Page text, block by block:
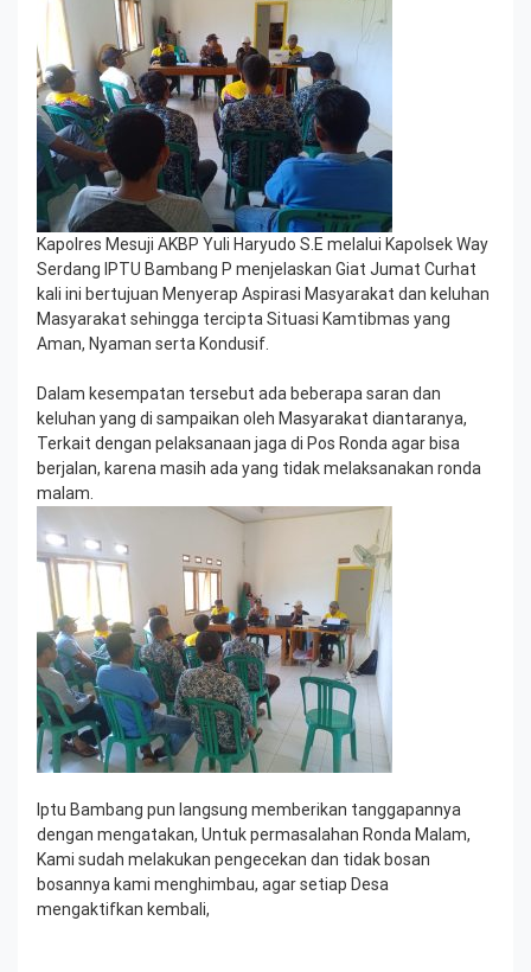
Kapolres Mesuji AKBP Yuli Haryudo S.E melalui Kapolsek Way
Serdang IPTU Bambang P menjelaskan Giat Jumat Curhat
kali ini bertujuan Menyerap Aspirasi Masyarakat dan keluhan
Masyarakat sehingga tercipta Situasi Kamtibmas yang
Aman, Nyaman serta Kondusif.
Dalam kesempatan tersebut ada beberapa saran dan
keluhan yang di sampaikan oleh Masyarakat diantaranya,
Terkait dengan pelaksanaan jaga di Pos Ronda agar bisa
berjalan, karena masih ada yang tidak melaksanakan ronda
malam.
Iptu Bambang pun langsung memberikan tanggapannya
dengan mengatakan, Untuk permasalahan Ronda Malam,
Kami sudah melakukan pengecekan dan tidak bosan
bosannya kami menghimbau, agar setiap Desa
mengaktifkan kembali,